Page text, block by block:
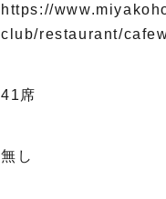
https://
club/restaurant/
41席
無し